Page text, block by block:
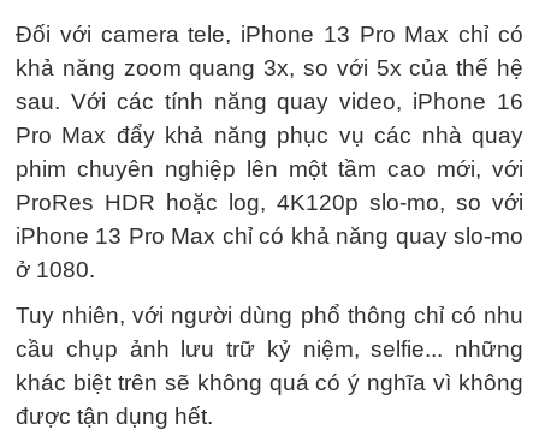
Đối với camera tele, iPhone 13 Pro Max chỉ có
khả năng zoom quang 3x, so với 5x của thế hệ
sau. Với các tính năng quay video, iPhone 16
Pro Max đẩy khả năng phục vụ các nhà quay
phim chuyên nghiệp lên một tầm cao mới, với
ProRes HDR hoặc log, 4K120p slo-mo, so với
iPhone 13 Pro Max chỉ có khả năng quay slo-mo
ở 1080.
Tuy nhiên, với người dùng phổ thông chỉ có nhu
cầu chụp ảnh lưu trữ kỷ niệm, selfie... những
khác biệt trên sẽ không quá có ý nghĩa vì không
được tận dụng hết.